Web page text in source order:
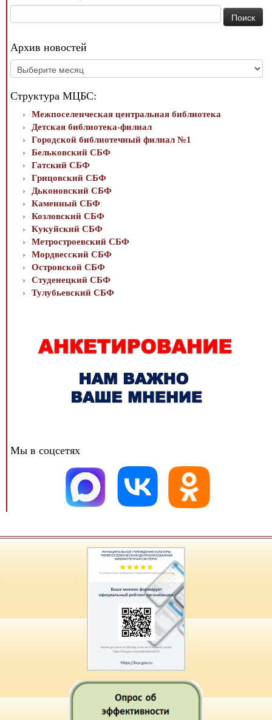
Архив новостей
Архив
новостей
Структура МЦБС:
Межпоселенческая центральная библиотека
Детская библиотека-филиал
Городской библиотечный филиал №1
Бельковский СБФ
Гатский СБФ
Грицовский СБФ
Дьконовский СБФ
Каменный СБФ
Козловский СБФ
Кукуйский СБФ
Метростроевский СБФ
Мордвесский СБФ
Островской СБФ
Студенецкий СБФ
Тулубьевский СБФ
Мы в соцсетях